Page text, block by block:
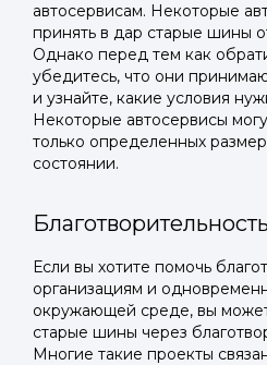
автосервисам. Некоторые
принять в дар старые шины
Однако перед тем как
убедитесь, что они
и узнайте, какие условия
Некоторые автосервисы
только определенных
состоянии.
Если вы хотите помочь
организациям и
окружающей среде, вы
старые шины через
Многие такие проекты